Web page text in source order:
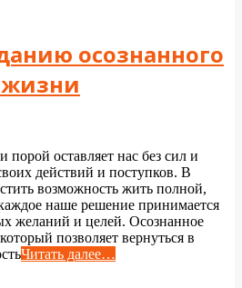
осознанного
оставляет нас без сил и
действий и поступков. В
возможность жить полной,
наше решение принимается
желаний и целей. Осознанное
позволяет вернуться в
Читать далее…